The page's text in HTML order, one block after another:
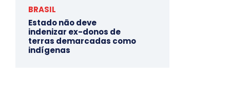
BRASIL
Estado não deve
indenizar ex-donos de
terras demarcadas como
indígenas